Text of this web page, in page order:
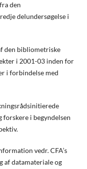
den
delundersøgelse i
den bibliometriske
i 2001-03 inden for
i forbindelse med
i begyndelsen
vedr. CFA’s
af datamateriale og